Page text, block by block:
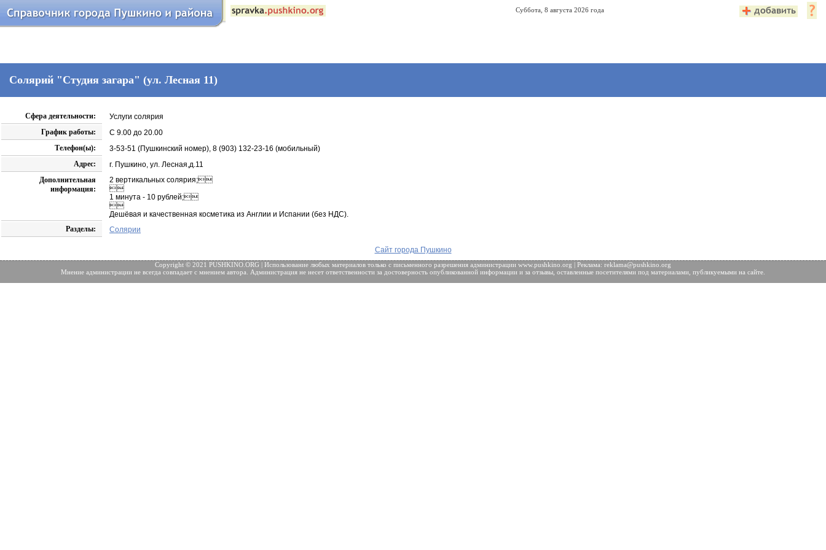
Суббота, 8 августа 2026 года
Солярий "Студия загара" (ул. Лесная 11)
Сфера деятельности:
Услуги солярия
График работы:
C 9.00 до 20.00
Телефон(ы):
3-53-51 (Пушкинский номер), 8 (903) 132-23-16 (мобильный)
Адрес:
г. Пушкино, ул. Лесная,д.11
Дополнительная
информация:
2 вертикальных солярия;

1 минута - 10 рублей;

Дешёвая и качественная косметика из Англии и Испании (без НДС).
Разделы:
Солярии
Сайт города Пушкино
Copyright © 2021 PUSHKINO.ORG | Использование любых материалов только с письменного разрешения администрации www.pushkino.org | Реклама: reklama@pushkino.org
Мнение администрации не всегда совпадает с мнением автора. Администрация не несет ответственности за достоверность опубликованной информации и за отзывы, оставленные посетителями под материалами, публикуемыми на сайте.